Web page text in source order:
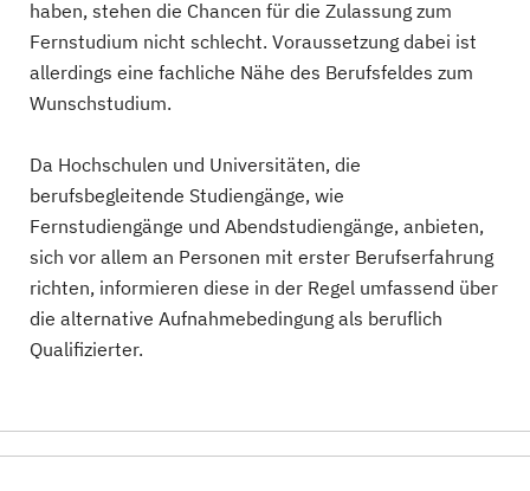
haben, stehen die Chancen für die Zulassung zum
Fernstudium nicht schlecht. Voraussetzung dabei ist
allerdings eine fachliche Nähe des Berufsfeldes zum
Wunschstudium.
Da Hochschulen und Universitäten, die
berufsbegleitende Studiengänge, wie
Fernstudiengänge und Abendstudiengänge, anbieten,
sich vor allem an Personen mit erster Berufserfahrung
richten, informieren diese in der Regel umfassend über
die alternative Aufnahmebedingung als beruflich
Qualifizierter.